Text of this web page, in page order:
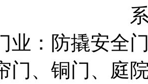
业：防撬安全
门、铜门、庭